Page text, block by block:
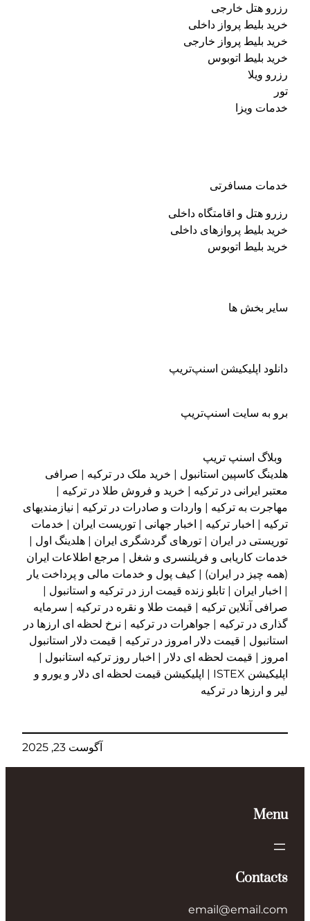
رزرو هتل خارجی
خرید بلیط پرواز داخلی
خرید بلیط پرواز خارجی
خرید بلیط اتوبوس
رزرو ویلا
تور
خدمات ویزا
خدمات مسافرتی
رزرو هتل و اقامتگاه داخلی
خرید بلیط پرواز‌های داخلی
خرید بلیط اتوبوس
سایر بخش ها
دانلود اپلیکیشن اسنپ‌تریپ
برو به سایت اسنپ‌تریپ
وبلاگ اسنپ تریپ
هلدینگ کاسپین استانبول | خرید ملک در ترکیه | صرافی
معتبر ایرانی در ترکیه | خرید و فروش طلا در ترکیه |
مهاجرت به ترکیه | واردات و صادرات در ترکیه | نیازمندیهای
ترکیه | اخبار ترکیه | اخبار جهانی | توریست ایران | خدمات
توریستی در ایران | تورهای گردشگری ایران | هلدینگ اول |
خدمات کاریابی و فریلنسری و شغل | مرجع اطلاعات ایران
(همه چیز در ایران) | کیف پول و خدمات مالی و پرداخت یار
| اخبار ایران | تابلو زنده قیمت ارز در ترکیه و استانبول |
صرافی آنلاین ترکیه | قیمت طلا و نقره در ترکیه | سرمایه
گذاری در ترکیه | جواهرات در ترکیه | نرخ لحظه ای ارزها در
استانبول | قیمت دلار امروز در ترکیه | قیمت دلار استانبول
امروز | قیمت لحظه ای دلار | اخبار روز ترکیه استانبول |
اپلیکیشن ISTEX | اپلیکیشن قیمت لحظه ای دلار و یورو و
لیر و ارزها در ترکیه
آگوست 23, 2025
Menu
Contacts
email@email.com